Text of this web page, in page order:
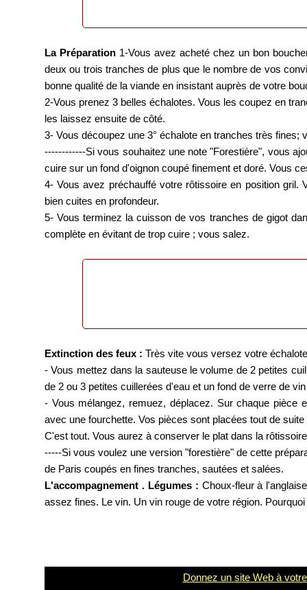
La Préparation 1-Vous avez acheté chez un bon
deux ou trois tranches de plus que le nombre de vos
bonne qualité de la viande en insistant auprès de votre
2-Vous prenez 3 belles échalotes. Vous les coupez en
les laissez ensuite de côté.
3- Vous découpez une 3° échalote en tranches très fines;
------------Si vous souhaitez une note "Forestière", vous
cuire sur un fond d'oignon coupé finement et doré. Vous
4- Vous avez préchauffé votre rôtissoire en position
bien cuites en profondeur.
5- Vous terminez la cuisson de vos tranches de gigot
complète en évitant de trop cuire ; vous salez.
Extinction des feux : Très vite vous versez votre
- Vous mettez dans la sauteuse le volume de 2 petites
de 2 ou 3 petites cuillerées d'eau et un fond de verre de
- Vous mélangez, remuez, déplacez. Sur chaque pièce
avec une fourchette. Vos pièces sont placées tout de
C'est tout. Vous aurez à conserver le plat dans la
-----Si vous voulez une version "forestière" de cette
de Paris coupés en fines tranches, sautées et salées.
L'accompagnement . Légumes : Choux-fleur à
assez fines. Le vin. Un vin rouge de votre région.
Donnez un site Web à